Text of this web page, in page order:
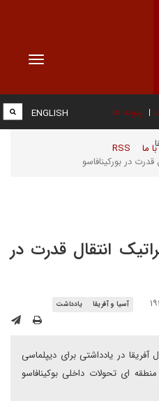
Toggle
پیوند ها
ما RSS
ENGLISH
قدرت در بورکینافاسو
انتقال قدرت در
آسیا و آفریقا یادداشت
در یادداشتی برای دیپلماسی
ای تحولات داخلی بوکینافاسو